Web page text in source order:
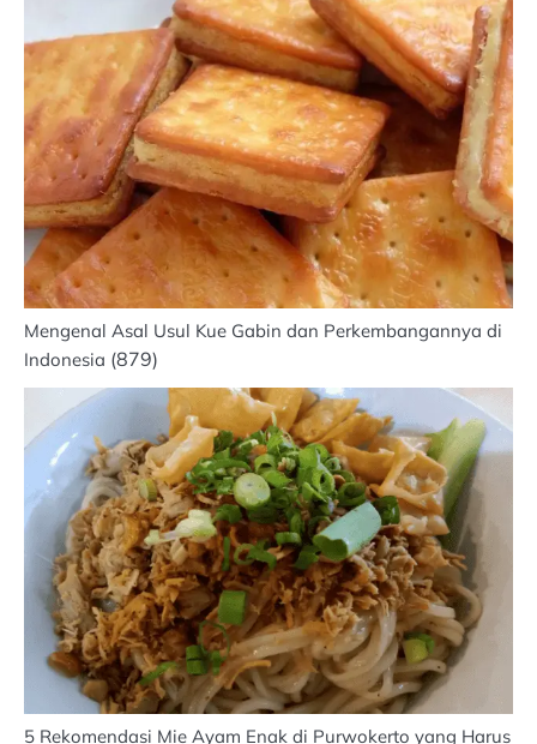
Mengenal Asal Usul Kue Gabin dan Perkembangannya di
Indonesia (879)
5 Rekomendasi Mie Ayam Enak di Purwokerto yang Harus